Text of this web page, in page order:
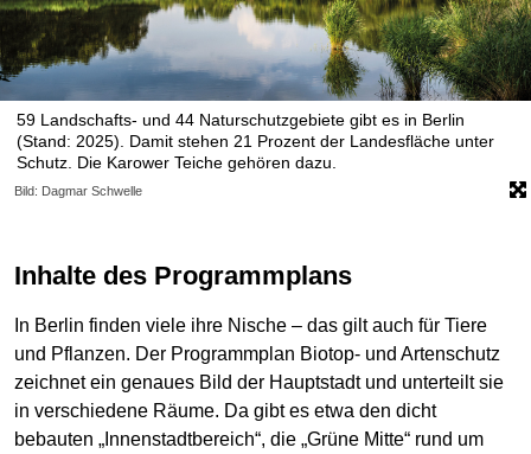
59 Landschafts- und 44 Naturschutzgebiete gibt es in Berlin
(Stand: 2025). Damit stehen 21 Prozent der Landesfläche unter
Schutz. Die Karower Teiche gehören dazu.
Bild: Dagmar Schwelle
Inhalte des Programmplans
In Berlin finden viele ihre Nische – das gilt auch für Tiere
und Pflanzen. Der Programmplan Biotop- und Artenschutz
zeichnet ein genaues Bild der Hauptstadt und unterteilt sie
in verschiedene Räume. Da gibt es etwa den dicht
bebauten „Innenstadtbereich“, die „Grüne Mitte“ rund um